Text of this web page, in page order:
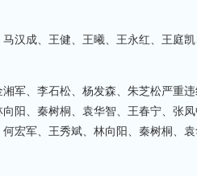
成、王健、王曦、王永红、王庭凯
、李石松、杨发森、朱芝松严重违
阳、秦树桐、袁华智、王春宁、张
宏军、王秀斌、林向阳、秦树桐、